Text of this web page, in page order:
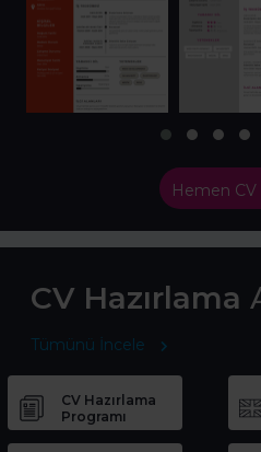
Hemen
CV Hazırlama
Tümünü İncele
CV Hazırlama
Programı